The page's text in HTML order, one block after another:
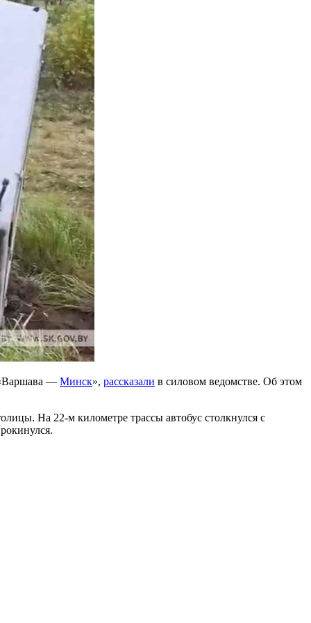
— Минск», рассказали в силовом ведомстве. Об этом
На 22-м километре трассы автобус столкнулся с